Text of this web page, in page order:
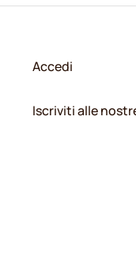
Accedi
Iscriviti alle